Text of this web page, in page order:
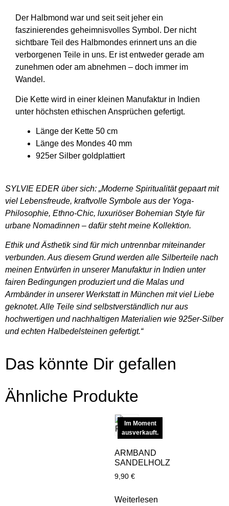
Der Halbmond war und seit seit jeher ein
faszinierendes geheimnisvolles Symbol. Der nicht
sichtbare Teil des Halbmondes erinnert uns an die
verborgenen Teile in uns. Er ist entweder gerade am
zunehmen oder am abnehmen – doch immer im
Wandel.
Die Kette wird in einer kleinen Manufaktur in Indien
unter höchsten ethischen Ansprüchen gefertigt.
Länge der Kette 50 cm
Länge des Mondes 40 mm
925er Silber goldplattiert
SYLVIE EDER über sich: „Moderne Spiritualität gepaart mit
viel Lebensfreude, kraftvolle Symbole aus der Yoga-
Philosophie, Ethno-Chic, luxuriöser Bohemian Style für
urbane Nomadinnen – dafür steht meine Kollektion.
Ethik und Ästhetik sind für mich untrennbar miteinander
verbunden. Aus diesem Grund werden alle Silberteile nach
meinen Entwürfen in unserer Manufaktur in Indien unter
fairen Bedingungen produziert und die Malas und
Armbänder in unserer Werkstatt in München mit viel Liebe
geknotet. Alle Teile sind selbstverständlich nur aus
hochwertigen und nachhaltigen Materialien wie 925er-Silber
und echten Halbedelsteinen gefertigt.“
Das könnte Dir gefallen
Ähnliche Produkte
Im Moment
ausverkauft.
ARMBAND
SANDELHOLZ
9,90 €
Weiterlesen